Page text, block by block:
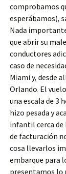
comprobamos
esperábamos),
Nada
que abrir su
conductores
caso de
Miami y, desde
Orlando. El
una escala de 3
hizo pesada y
infantil cerca de
de facturación
cosa llevarlos
embarque para
presentamos lo